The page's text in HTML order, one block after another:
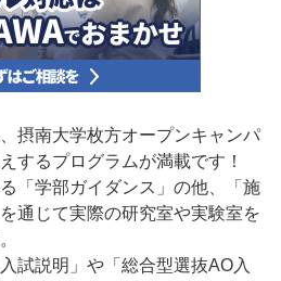
摂南大学枚方オープンキャンパ
するプログラムが満載です！
「学部ガイダンス」の他、「施
通じて実際の研究室や実験室を
試説明」や「総合型選抜AO入